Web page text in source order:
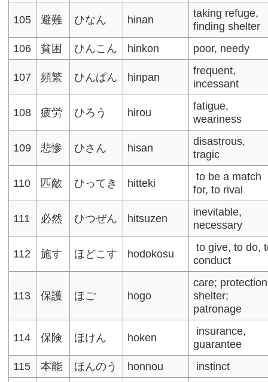
105 避難 ひなん hinan
taking refuge,
finding shelter
106
貧困 ひんこん hinkon poor, needy​
107 頻繁 ひんぱん hinpan
frequent,
incessant
108 疲労 ひろう hirou
fatigue,
weariness​
109 悲惨 ひさん hisan
disastrous,
tragic
110 匹敵 ひってき hitteki
to be a match
for, to rival
111 必然 ひつぜん hitsuzen
inevitable,
necessary
112 施す ほどこす hodokosu
to give, to do,
conduct
113 保護 ほご hogo
care;
shelter;
patronage
114 保険 ほけん hoken
insurance,
guarantee​
115
本能 ほんのう honnou
instinct